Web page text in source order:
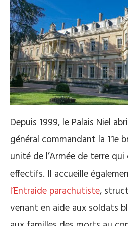
Depuis 1999, le Palais Niel
général commandant la 11e
unité de l’Armée de terre
effectifs. Il accueille
l’Entraide parachutiste,
venant en aide aux soldats